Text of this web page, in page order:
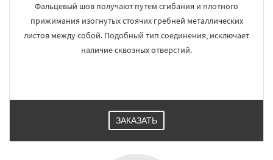
Фальцевый шов получают путем сгибания и плотного
прижимания изогнутых стоячих гребней металлических
листов между собой. Подобный тип соединения, исключает
наличие сквозных отверстий.
ЗАКАЗАТЬ